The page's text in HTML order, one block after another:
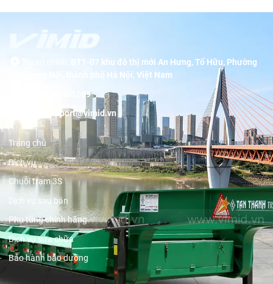
BT1-07 khu đô thị mới An Hưng, Tố Hữu, Phường
Dương Nội, thành phố Hà Nội, Việt Nam
19001089
support@vimid.vn
Trang chủ
Dịch vụ
Chuỗi trạm 3S
Dịch vụ sau bán
Phụ tùng chính hãng
Dịch vụ sửa chữa
Bảo hành bảo dưỡng